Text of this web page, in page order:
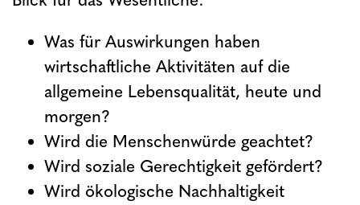
Was für Auswirkungen haben
wirtschaftliche Aktivitäten auf die
allgemeine Lebensqualität, heute und
morgen?
Wird die Menschenwürde geachtet?
Wird soziale Gerechtigkeit gefördert?
Wird ökologische Nachhaltigkeit